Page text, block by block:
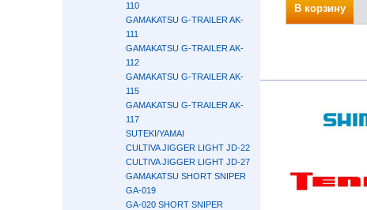
110
GAMAKATSU G-TRAILER AK-
111
GAMAKATSU G-TRAILER AK-
112
GAMAKATSU G-TRAILER AK-
115
GAMAKATSU G-TRAILER AK-
117
SUTEKI/YAMAI
CULTIVA JIGGER LIGHT JD-22
CULTIVA JIGGER LIGHT JD-27
GAMAKATSU SHORT SNIPER
GA-019
GA-020 SHORT SNIPER
В корзину